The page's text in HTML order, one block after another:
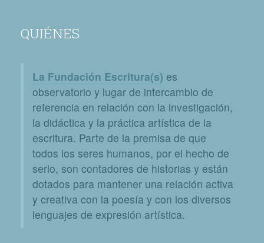
QUIÉNES
La Fundación Escritura(s) es
observatorio y lugar de intercambio de
referencia en relación con la investigación,
la didáctica y la práctica artística de la
escritura. Parte de la premisa de que
todos los seres humanos, por el hecho de
serlo, son contadores de historias y están
dotados para mantener una relación activa
y creativa con la poesía y con los diversos
lenguajes de expresión artística.